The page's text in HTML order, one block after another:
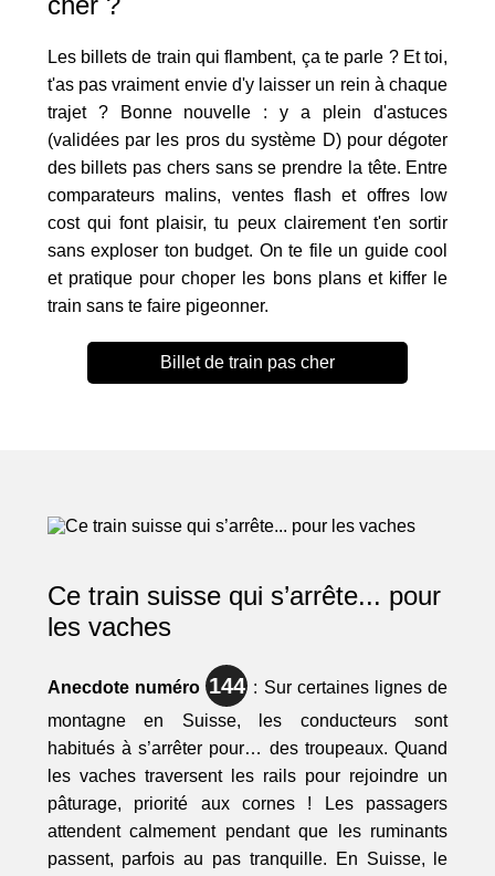
Les billets de train qui flambent, ça te parle ? Et toi,
t'as pas vraiment envie d'y laisser un rein à chaque
trajet ? Bonne nouvelle : y a plein d'astuces
(validées par les pros du système D) pour dégoter
des billets pas chers sans se prendre la tête. Entre
comparateurs malins, ventes flash et offres low
cost qui font plaisir, tu peux clairement t'en sortir
sans exploser ton budget. On te file un guide cool
et pratique pour choper les bons plans et kiffer le
train sans te faire pigeonner.
Billet de train pas cher
Ce train suisse qui s’arrête... pour
les vaches
Anecdote numéro 144 : Sur certaines lignes de
montagne en Suisse, les conducteurs sont
habitués à s’arrêter pour… des troupeaux. Quand
les vaches traversent les rails pour rejoindre un
pâturage, priorité aux cornes ! Les passagers
attendent calmement pendant que les ruminants
passent, parfois au pas tranquille. En Suisse, le